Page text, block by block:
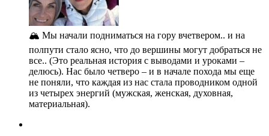
🏔️ Мы начали подниматься на гору вчетвером.. и на
полпути стало ясно, что до вершины могут добраться не
все.. (Это реальная история с выводами и уроками –
делюсь). Нас было четверо – и в начале похода мы еще
не поняли, что каждая из нас стала проводником одной
из четырех энергий (мужская, женская, духовная,
материальная).